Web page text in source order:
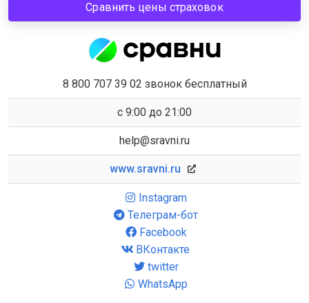
Сравнить цены страховок
8 800 707 39 02 звонок бесплатный
с 9:00 до 21:00
help@sravni.ru
www.sravni.ru
Instagram
Телеграм-бот
Facebook
ВКонтакте
twitter
WhatsApp